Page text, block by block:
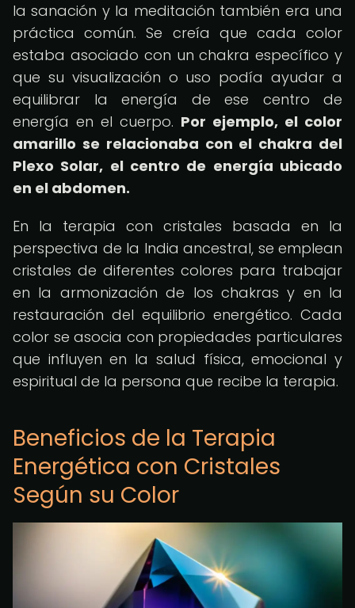
la sanación y la meditación también era una
práctica común. Se creía que cada color
estaba asociado con un chakra específico y
que su visualización o uso podía ayudar a
equilibrar la energía de ese centro de
energía en el cuerpo. Por ejemplo, el color
amarillo se relacionaba con el chakra del
Plexo Solar, el centro de energía ubicado
en el abdomen.
En la terapia con cristales basada en la
perspectiva de la India ancestral, se emplean
cristales de diferentes colores para trabajar
en la armonización de los chakras y en la
restauración del equilibrio energético. Cada
color se asocia con propiedades particulares
que influyen en la salud física, emocional y
espiritual de la persona que recibe la terapia.
Beneficios de la Terapia
Energética con Cristales
Según su Color